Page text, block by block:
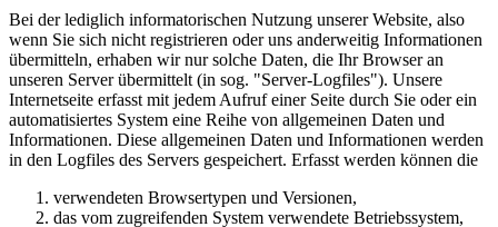
Bei der lediglich informatorischen Nutzung unserer Website, also
wenn Sie sich nicht registrieren oder uns anderweitig Informationen
übermitteln, erhaben wir nur solche Daten, die Ihr Browser an
unseren Server übermittelt (in sog. "Server-Logfiles"). Unsere
Internetseite erfasst mit jedem Aufruf einer Seite durch Sie oder ein
automatisiertes System eine Reihe von allgemeinen Daten und
Informationen. Diese allgemeinen Daten und Informationen werden
in den Logfiles des Servers gespeichert. Erfasst werden können die
verwendeten Browsertypen und Versionen,
das vom zugreifenden System verwendete Betriebssystem,